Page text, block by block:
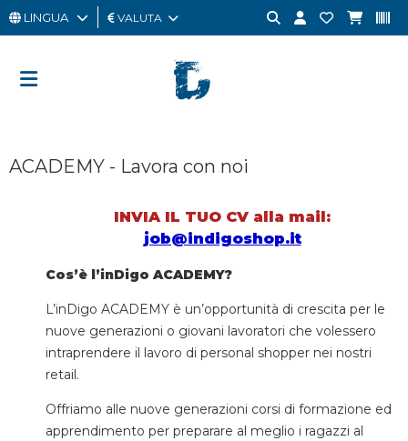
UOMO
CARD
LINGUA VALUTA
ACADEMY - Lavora con noi
INVIA IL TUO CV alla mail:
job@indigoshop.it
Cos’è l’inDigo ACADEMY?
L’inDigo ACADEMY è un’opportunità di crescita per le
nuove generazioni o giovani lavoratori che volessero
intraprendere il lavoro di personal shopper nei nostri
retail.
Offriamo alle nuove generazioni corsi di formazione ed
apprendimento per preparare al meglio i ragazzi al